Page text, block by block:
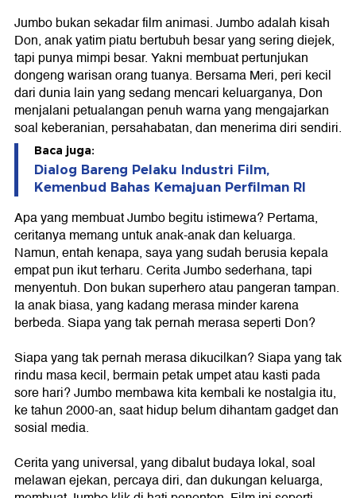
Jumbo bukan sekadar film animasi. Jumbo adalah kisah
Don, anak yatim piatu bertubuh besar yang sering diejek,
tapi punya mimpi besar. Yakni membuat pertunjukan
dongeng warisan orang tuanya. Bersama Meri, peri kecil
dari dunia lain yang sedang mencari keluarganya, Don
menjalani petualangan penuh warna yang mengajarkan
soal keberanian, persahabatan, dan menerima diri sendiri.
Baca juga:
Dialog Bareng Pelaku Industri Film,
Kemenbud Bahas Kemajuan Perfilman RI
Apa yang membuat Jumbo begitu istimewa? Pertama,
ceritanya memang untuk anak-anak dan keluarga.
Namun, entah kenapa, saya yang sudah berusia kepala
empat pun ikut terharu. Cerita Jumbo sederhana, tapi
menyentuh. Don bukan superhero atau pangeran tampan.
Ia anak biasa, yang kadang merasa minder karena
berbeda. Siapa yang tak pernah merasa seperti Don?
Siapa yang tak pernah merasa dikucilkan? Siapa yang tak
rindu masa kecil, bermain petak umpet atau kasti pada
sore hari? Jumbo membawa kita kembali ke nostalgia itu,
ke tahun 2000-an, saat hidup belum dihantam gadget dan
sosial media.
Cerita yang universal, yang dibalut budaya lokal, soal
melawan ejekan, percaya diri, dan dukungan keluarga,